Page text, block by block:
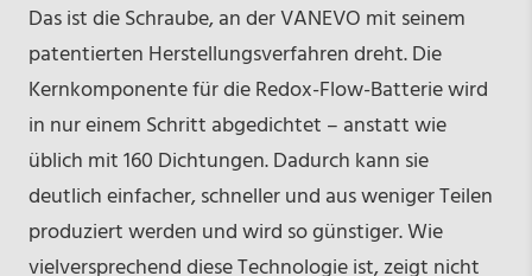
Das ist die Schraube, an der VANEVO mit seinem
patentierten Herstellungsverfahren dreht. Die
Kernkomponente für die Redox-Flow-Batterie wird
in nur einem Schritt abgedichtet – anstatt wie
üblich mit 160 Dichtungen. Dadurch kann sie
deutlich einfacher, schneller und aus weniger Teilen
produziert werden und wird so günstiger. Wie
vielversprechend diese Technologie ist, zeigt nicht